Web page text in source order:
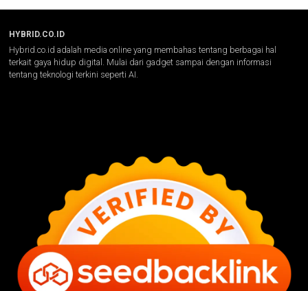
HYBRID.CO.ID
Hybrid.co.id adalah media online yang membahas tentang berbagai hal
terkait gaya hidup digital. Mulai dari gadget sampai dengan informasi
tentang teknologi terkini seperti AI.